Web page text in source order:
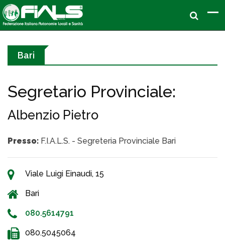
Bari
Segretario Provinciale:
Albenzio Pietro
Presso: F.I.A.L.S. - Segreteria Provinciale Bari
Viale Luigi Einaudi, 15
Bari
080.5614791
080.5045064